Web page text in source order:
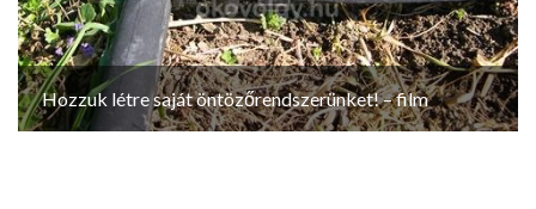
Hozzuk létre saját öntözőrendszerünket! – film